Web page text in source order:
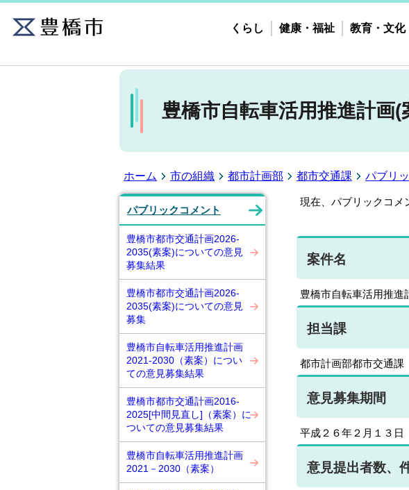
くらし 健康・福祉 教育・文化
豊橋市自転車活用推進計画
ホーム 市の組織 都市計画部 都市交通課 パブリ
パブリックコメント
豊橋市都市交通計画2026-
2035(素案)についての意見
募集結果
豊橋市都市交通計画2026-
2035(素案)についての意見
募集
豊橋市自転車活用推進計画
2021-2030（素案）につい
ての意見募集結果
豊橋市都市交通計画2016-
2025[中間見直し]（素案）に
ついての意見募集結果
豊橋市自転車活用推進計画
2021－2030（素案）
現在、パブリックコメ
案件名
豊橋市自転車活用推進
担当課
都市計画部都市交通課
意見募集期間
平成２６年２月１３日
意見提出者数、